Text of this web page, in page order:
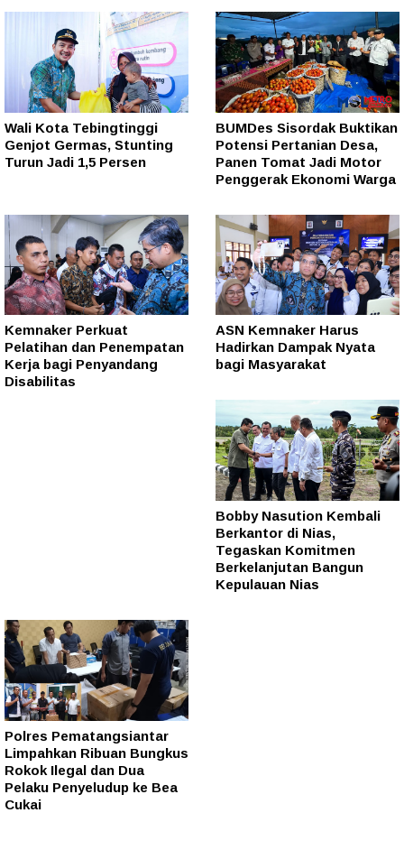
Wali Kota Tebingtinggi
Genjot Germas, Stunting
Turun Jadi 1,5 Persen
BUMDes Sisordak Buktikan
Potensi Pertanian Desa,
Panen Tomat Jadi Motor
Penggerak Ekonomi Warga
Kemnaker Perkuat
Pelatihan dan Penempatan
Kerja bagi Penyandang
Disabilitas
ASN Kemnaker Harus
Hadirkan Dampak Nyata
bagi Masyarakat
Bobby Nasution Kembali
Berkantor di Nias,
Tegaskan Komitmen
Berkelanjutan Bangun
Kepulauan Nias
Polres Pematangsiantar
Limpahkan Ribuan Bungkus
Rokok Ilegal dan Dua
Pelaku Penyeludup ke Bea
Cukai